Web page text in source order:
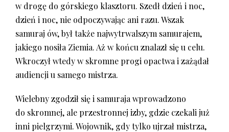
w drogę do górskiego klasztoru. Szedł dzień i noc,
dzień i noc, nie odpoczywając ani razu. Wszak
samuraj ów, był także najwytrwalszym samurajem,
jakiego nosiła Ziemia. Aż w końcu znalazł się u celu.
Wkroczył wtedy w skromne progi opactwa i zażądał
audiencji u samego mistrza.
Wielebny zgodził się i samuraja wprowadzono
do skromnej, ale przestronnej izby, gdzie czekali już
inni pielgrzymi. Wojownik, gdy tylko ujrzał mistrza,